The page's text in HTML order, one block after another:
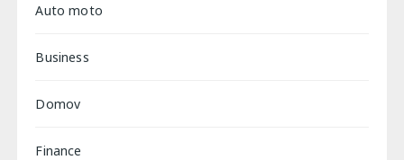
Auto moto
Business
Domov
Finance